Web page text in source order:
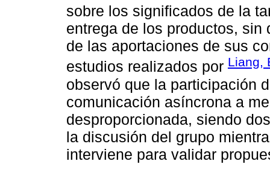
sobre los significados de la
entrega de los productos,
de las aportaciones de sus
estudios realizados por Liang,
observó que la participación
comunicación asíncrona a
desproporcionada, siendo
la discusión del grupo
interviene para validar